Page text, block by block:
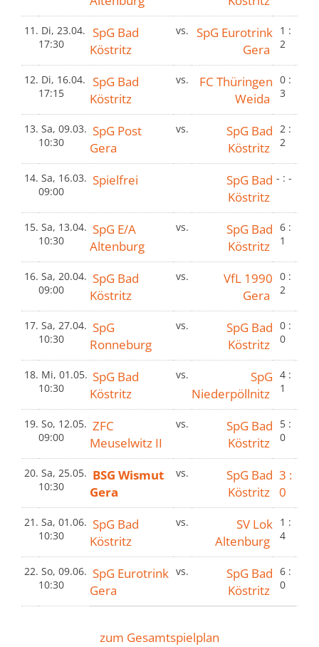
11. Di, 23.04.
17:30
SpG Bad
Köstritz
vs.
SpG Eurotrink
Gera
1 :
2
12. Di, 16.04.
17:15
SpG Bad
Köstritz
vs.
FC Thüringen
Weida
0 :
3
13. Sa, 09.03.
10:30
SpG Post
Gera
vs.
SpG Bad
Köstritz
2 :
2
14. Sa, 16.03.
09:00
Spielfrei
SpG Bad
Köstritz
- : -
15. Sa, 13.04.
10:30
SpG E/A
Altenburg
vs.
SpG Bad
Köstritz
6 :
1
16. Sa, 20.04.
09:00
SpG Bad
Köstritz
vs.
VfL 1990
Gera
0 :
2
17. Sa, 27.04.
10:30
SpG
Ronneburg
vs.
SpG Bad
Köstritz
0 :
0
18. Mi, 01.05.
10:30
SpG Bad
Köstritz
vs.
SpG
Niederpöllnitz
4 :
1
19. So, 12.05.
09:00
ZFC
Meuselwitz II
vs.
SpG Bad
Köstritz
5 :
0
20. Sa, 25.05.
10:30
BSG Wismut
Gera
vs.
SpG Bad
Köstritz
3 :
0
21. Sa, 01.06.
10:30
SpG Bad
Köstritz
vs.
SV Lok
Altenburg
1 :
4
22. So, 09.06.
10:30
SpG Eurotrink
Gera
vs.
SpG Bad
Köstritz
6 :
0
zum Gesamtspielplan